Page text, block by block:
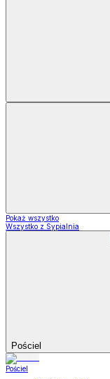
Pokaż wszystko
Wszystko z Sypialnia
Pościel
Pościel